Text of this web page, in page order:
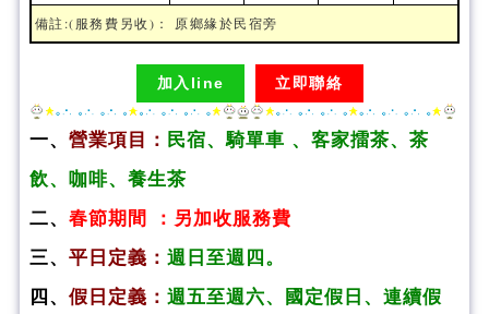
備註:(服務費另收)： 原鄉緣於民宿旁
加入line 立即聯絡
一、 營業項目： 民宿、騎單車 、客家擂茶、茶
飲、咖啡、養生茶
二、 春節期間 ：另加收服務費
三、 平日定義： 週日至週四。
四、 假日定義： 週五至週六、國定假日、連續假